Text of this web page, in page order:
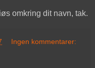
omkring dit navn, tak.
Ingen kommentarer: